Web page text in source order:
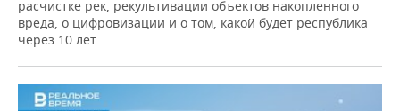
расчистке рек, рекультивации объектов накопленного
вреда, о цифровизации и о том, какой будет республика
через 10 лет